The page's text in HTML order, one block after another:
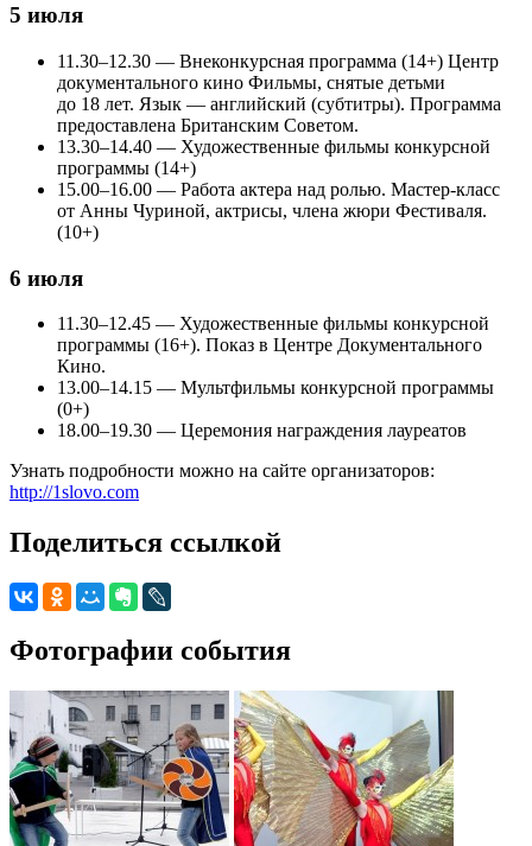
5 июля
11.30–12.30 — Внеконкурсная программа (14+) Центр
документального кино Фильмы, снятые детьми
до 18 лет. Язык — английский (субтитры). Программа
предоставлена Британским Советом.
13.30–14.40 — Художественные фильмы конкурсной
программы (14+)
15.00–16.00 — Работа актера над ролью. Мастер-класс
от Анны Чуриной, актрисы, члена жюри Фестиваля.
(10+)
6 июля
11.30–12.45 — Художественные фильмы конкурсной
программы (16+). Показ в Центре Документального
Кино.
13.00–14.15 — Мультфильмы конкурсной программы
(0+)
18.00–19.30 — Церемония награждения лауреатов
Узнать подробности можно на сайте организаторов:
http://1slovo.com
Поделиться ссылкой
Фотографии события